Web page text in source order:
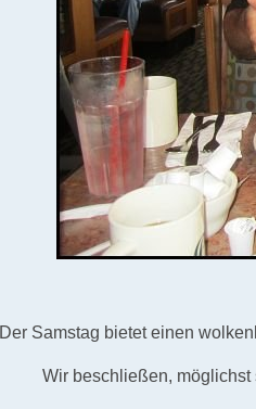
Der Samstag bietet einen
Wir beschließen, möglichst